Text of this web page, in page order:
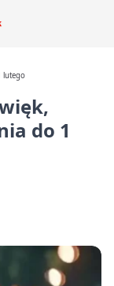
lutego
do 1